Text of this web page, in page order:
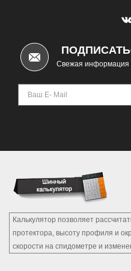
Свежая информация
Калькулятор позволяет
протектора, высоту профиля и
скорости на спидометре и